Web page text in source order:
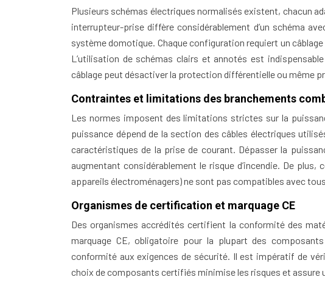
Plusieurs schémas électriques normalisés existent, chacun
interrupteur-prise diffère considérablement d’un schéma
système domotique. Chaque configuration requiert un
L’utilisation de schémas clairs et annotés est
câblage peut désactiver la protection différentielle ou même
Contraintes et limitations des branchements
Les normes imposent des limitations strictes sur la
puissance dépend de la section des câbles électriques
caractéristiques de la prise de courant. Dépasser la
augmentant considérablement le risque d’incendie. De
appareils électroménagers) ne sont pas compatibles avec
Organismes de certification et marquage CE
Des organismes accrédités certifient la conformité des
marquage CE, obligatoire pour la plupart des
conformité aux exigences de sécurité. Il est impératif de
choix de composants certifiés minimise les risques et assure